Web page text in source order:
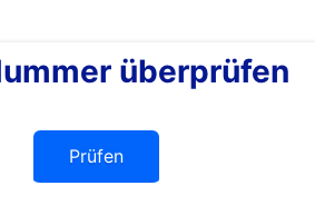
überprüfen
Prüfen